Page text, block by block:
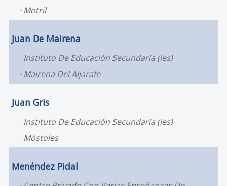
Motril
Juan De Mairena
Instituto De Educación Secundaria (ies)
Mairena Del Aljarafe
Juan Gris
Instituto De Educación Secundaria (ies)
Móstoles
Menéndez Pidal